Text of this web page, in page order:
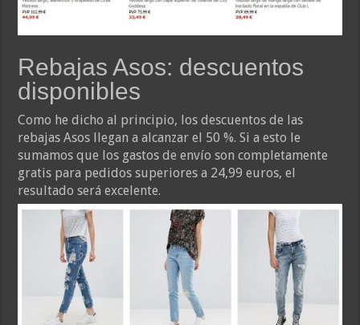
Rebajas Asos: descuentos
disponibles
Como he dicho al principio, los descuentos de las
rebajas Asos llegan a alcanzar el 50 %. Si a esto le
sumamos que los gastos de envío son completamente
gratis para pedidos superiores a 24,99 euros, el
resultado será excelente.